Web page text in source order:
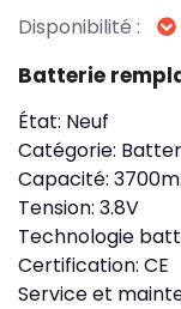
Disponibilité :
Batterie
État: Neuf
Catégorie:
Capacité:
Tension: 3.8V
Technologie
Certification: CE
Service et